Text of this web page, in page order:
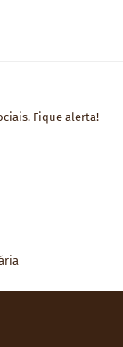
Fique alerta!